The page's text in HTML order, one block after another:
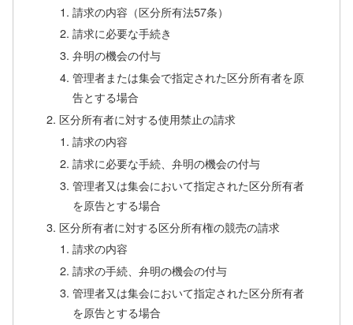
請求の内容（区分所有法57条）
請求に必要な手続き
弁明の機会の付与
管理者または集会で指定された区分所有者を原
告とする場合
区分所有者に対する使用禁止の請求
請求の内容
請求に必要な手続、弁明の機会の付与
管理者又は集会において指定された区分所有者
を原告とする場合
区分所有者に対する区分所有権の競売の請求
請求の内容
請求の手続、弁明の機会の付与
管理者又は集会において指定された区分所有者
を原告とする場合